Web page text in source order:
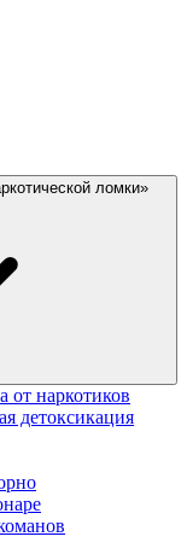
ломки»
от наркотиков
детоксикация